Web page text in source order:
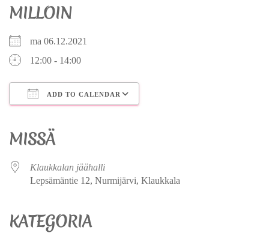
MILLOIN
ma 06.12.2021
12:00 - 14:00
ADD TO CALENDAR
MISSÄ
Klaukkalan jäähalli
Lepsämäntie 12, Nurmijärvi, Klaukkala
KATEGORIA